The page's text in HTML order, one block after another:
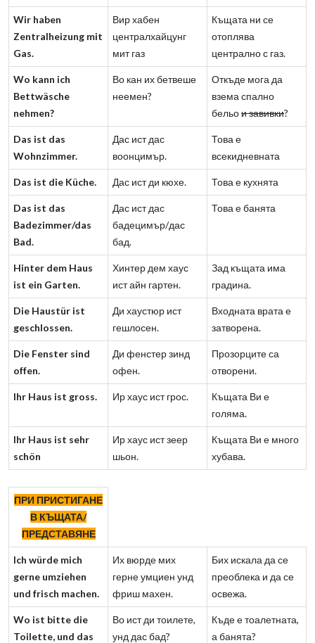
Wir haben
Zentralheizung mit
Gas.
Вир хабен
централхайцунг
мит газ
Къщата ни се
отоплява
централно с газ.
Wo kann ich
Bettwäsche
nehmen?
Во кан их бетвеше
неемен?
Откъде мога да
взема спално
бельои завивки?
Das ist das
Wohnzimmer.
Дас ист дас
воонцимър.
Това е
всекидневната
Das ist die Küche. Дас ист ди кюхе. Това е кухнята
Das ist das
Badezimmer/das
Bad.
Дас ист дас
бадецимър/дас
бад.
Това е банята
Hinter dem Haus
ist ein Garten.
Хинтер дем хаус
ист айн гартен.
Зад къщата има
градина.
Die Haustür ist
geschlossen.
Ди хаустюр ист
гешлосен.
Входната врата е
затворена.
Die Fenster sind
offen.
Ди фенстер зинд
офен.
Прозорците са
отворени.
Ihr Haus ist gross. Ир хаус ист грос.
Къщата Ви е
голяма.
Ihr Haus ist sehr
schön
Ир хаус ист зеер
шьон.
Къщата Ви е много
хубава.
ПРИ ПРИСТИГАНЕ
В КЪЩАТА/
ПРЕДСТАВЯНЕ
Ich würde mich
gerne umziehen
und frisch machen.
Их вюрде мих
герне умциен унд
фриш махен.
Бих искала да се
преоблека и да се
освежа.
Wo ist bitte die
Toilette, und das
Во ист ди тоилете,
унд дас бад?
Къде е тоалетната,
а банята?